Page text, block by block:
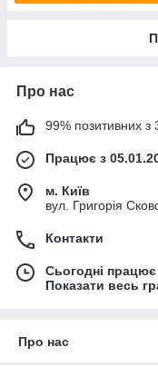
Про нас
99% позитивних з
Працює з
м. Київ
вул. Григорія
Контакти
Сьогодні
Показати весь
Про нас